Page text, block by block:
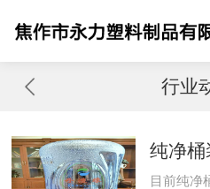
行业
目前纯净